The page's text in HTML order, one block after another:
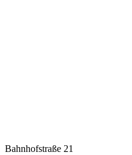
Bahnhofstraße 21